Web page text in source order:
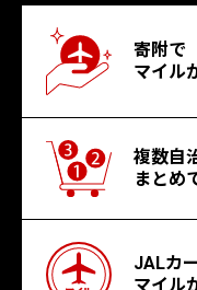
寄附で
マイル
複数自
まとめ
JALカ
マイル